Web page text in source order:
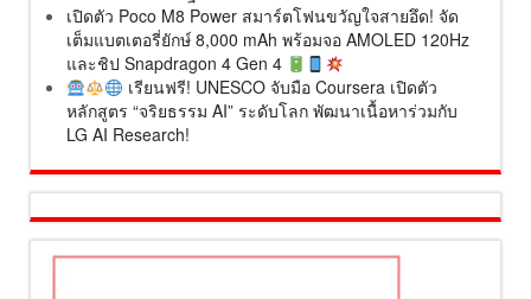
เปิดตัว Poco M8 Power สมาร์ตโฟนขวัญใจสายอึด! จัด
เต็มแบตเตอรี่ยักษ์ 8,000 mAh พร้อมจอ AMOLED 120Hz
และชิป Snapdragon 4 Gen 4
เรียนฟรี! UNESCO จับมือ Coursera เปิดตัว
หลักสูตร “จริยธรรม AI” ระดับโลก พัฒนาเนื้อหาร่วมกับ
LG AI Research!